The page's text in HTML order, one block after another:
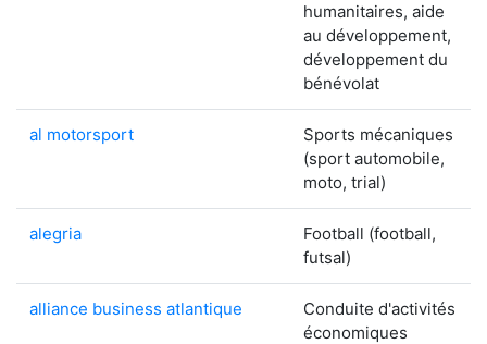
humanitaires, aide
au développement,
développement du
bénévolat
al motorsport
Sports mécaniques
(sport automobile,
moto, trial)
alegria
Football (football,
futsal)
alliance business atlantique
Conduite d'activités
économiques